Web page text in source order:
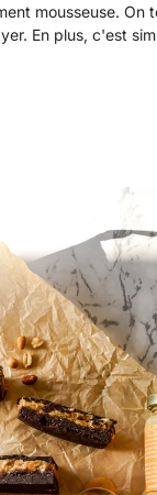
mousseuse. On
En plus, c'est